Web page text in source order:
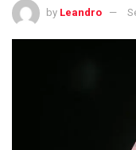
by Leandro